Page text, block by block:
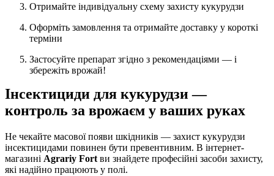
Отримайте індивідуальну схему захисту кукурудзи
Оформіть замовлення та отримайте доставку у короткі
терміни
Застосуйте препарат згідно з рекомендаціями — і
збережіть врожай!
Інсектициди для кукурудзи —
контроль за врожаєм у ваших руках
Не чекайте масової появи шкідників — захист кукурудзи
інсектицидами повинен бути превентивним. В інтернет-
магазині Agrariy Fort ви знайдете професійні засоби захисту,
які надійно працюють у полі.